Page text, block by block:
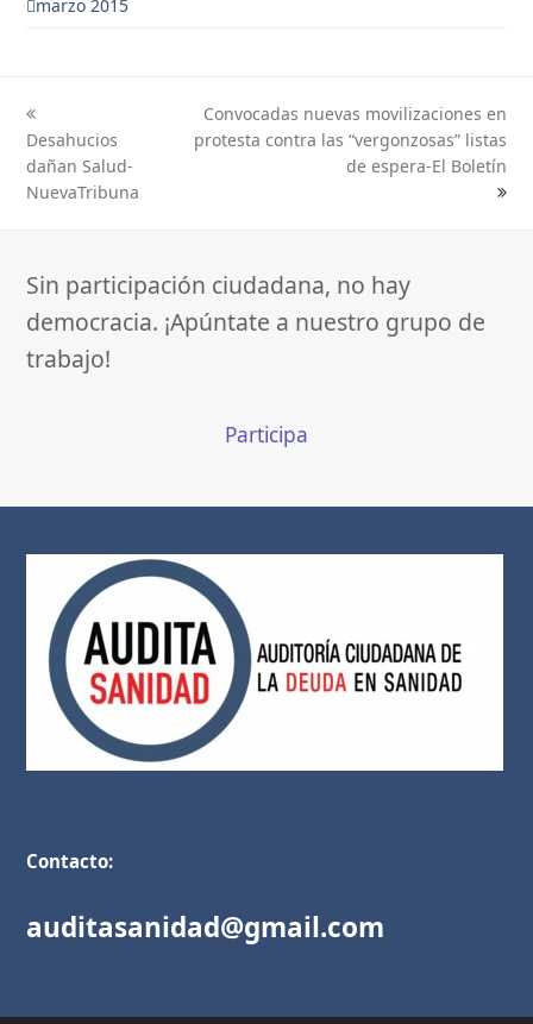
marzo 2015
previous
post:
Desahucios
dañan Salud-
NuevaTribuna
next
post:
Convocadas nuevas movilizaciones en
protesta contra las “vergonzosas” listas
de espera-El Boletín
Sin participación ciudadana, no hay
democracia. ¡Apúntate a nuestro grupo de
trabajo!
Participa
Contacto:
auditasanidad@gmail.com